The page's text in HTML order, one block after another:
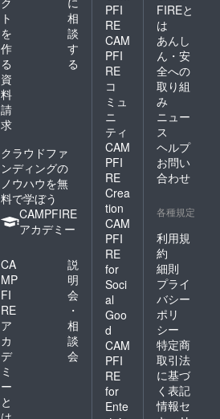
点など
はお問
合せく
ださ
い。
全て込
みの価
格で
す。
（会場
費は含
まれま
ん。）
※司会や
アトラ
クショ
ン、バ
ンドな
どの手
途実費
りま
す。 ※
詳細や
ご不明
点など
はお問
合せく
ださ
い。
に一度
お問合
せくだ
さい。
※お料
理・飲
み物(ア
ルコー
ル含
む)・
サービ
スス
タッ
フ・お
料理や
に関わ
一式、
及び税
金等も
全て込
みの価
格で
す。
（会場
費は含
まれま
ん。）
※司会や
アトラ
ト
を
作
る
相
談
す
る
資
料
請
求
クラウドファ
ンディングの
ノウハウを無
料で学ぼう
CAMPFIRE
アカデミー
CA
MP
FI
RE
ア
カ
デ
ミ
ー
と
説
明
会
・
相
談
会
PFI
RE
CAM
PFI
RE
コ
ミュ
ニ
ティ
CAM
PFI
RE
Crea
tion
CAM
PFI
RE
for
Soci
al
Goo
d
CAM
PFI
RE
for
Ente
FIREと
は
あんし
ん・安
全への
取り組
み
ニュー
ス
ヘルプ
お問い
合わせ
各種規定
利用規
約
細則
プライ
バシー
ポリ
シー
特定商
取引法
に基づ
く表記
情報セ